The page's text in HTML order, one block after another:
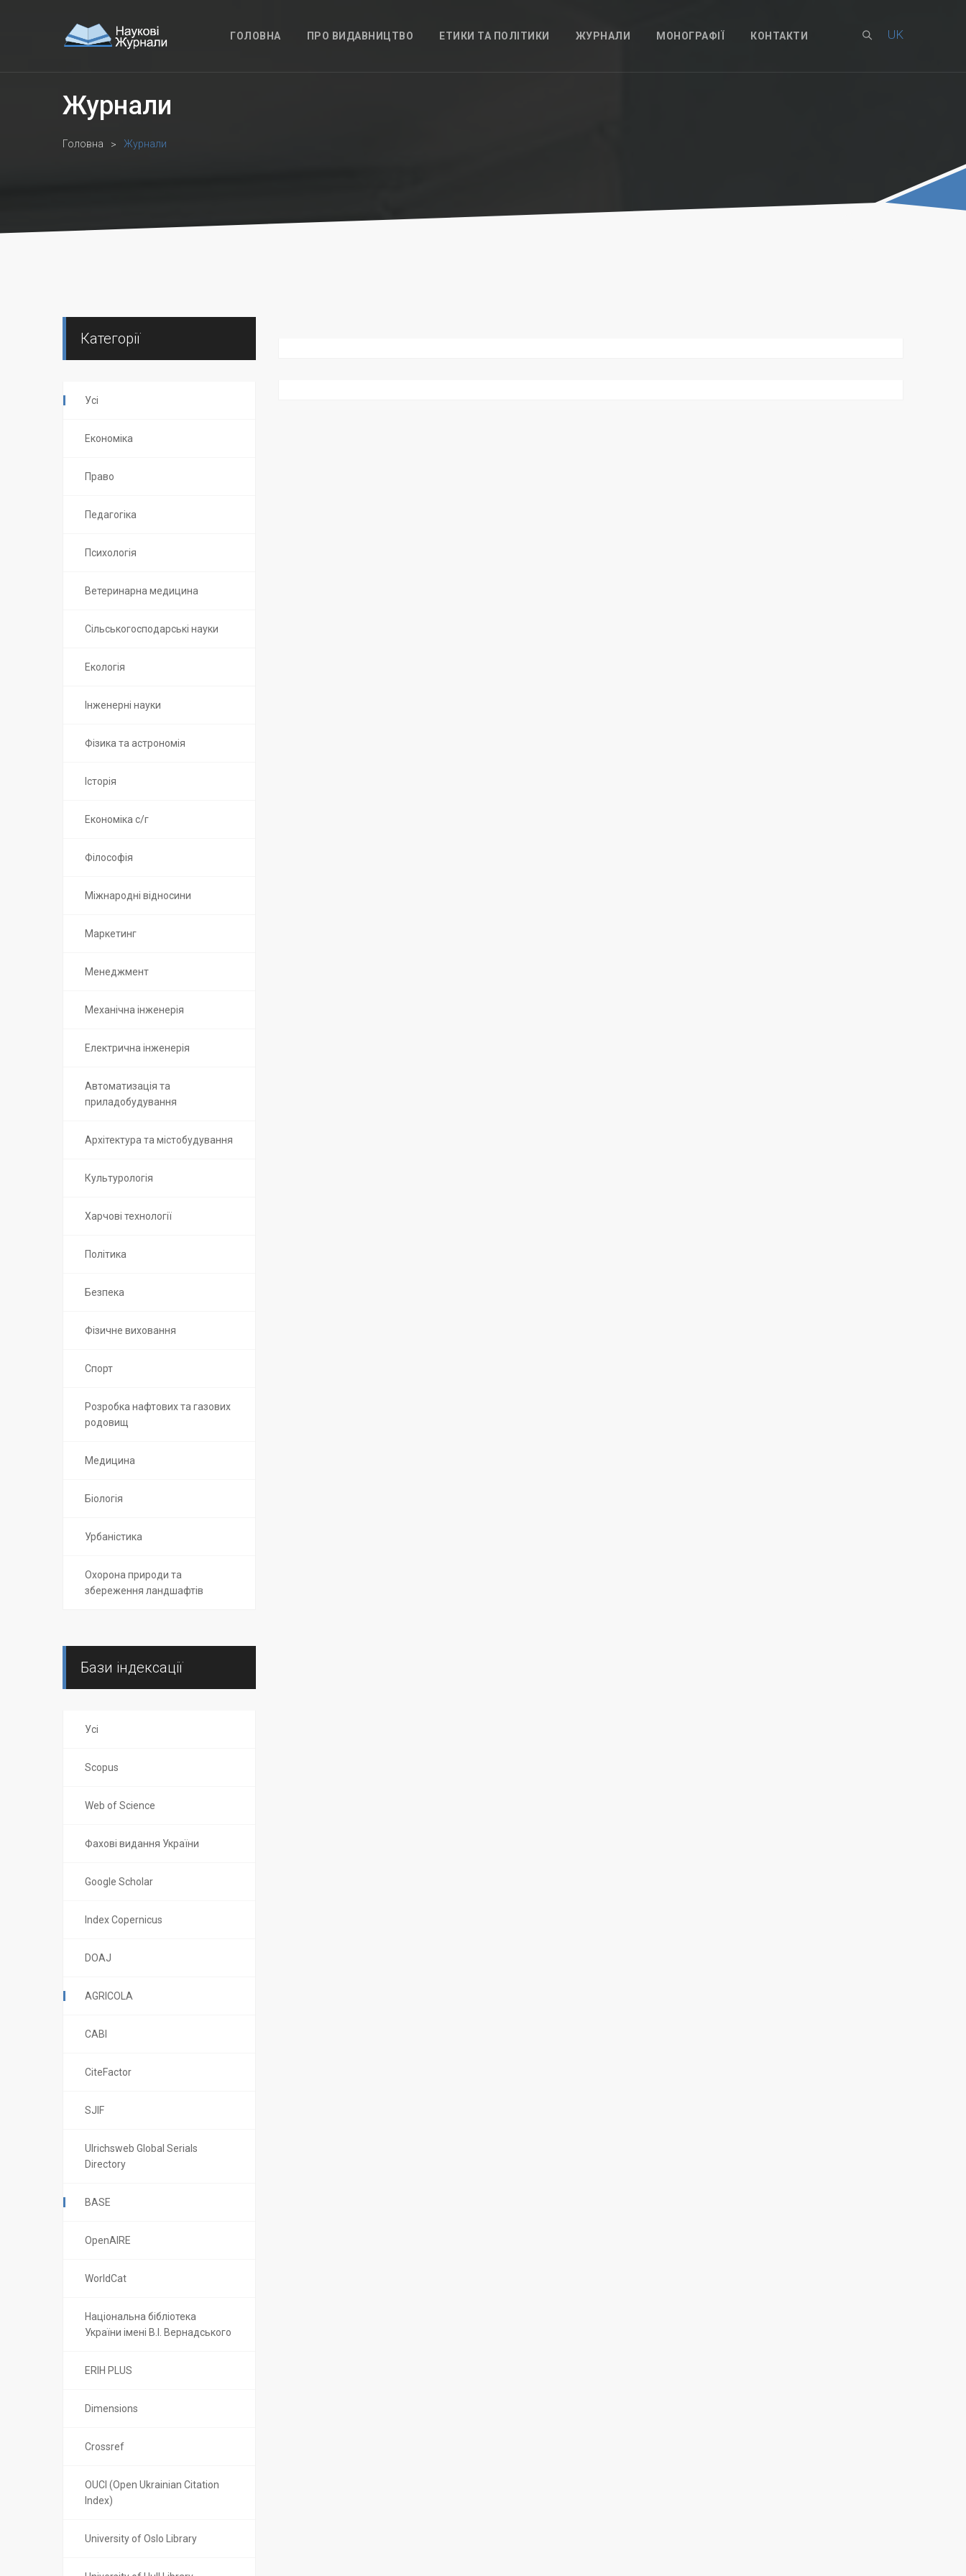
ГОЛОВНА ПРО ВИДАВНИЦТВО ЕТИКИ ТА ПОЛІТИКИ ЖУРНАЛИ МОНОГРАФІЇ КОНТАКТИ UK
Журнали
Головна Журнали
Категорії
Усі
Економіка
Право
Педагогіка
Психологія
Ветеринарна медицина
Сільськогосподарські науки
Екологія
Інженерні науки
Фізика та астрономія
Історія
Економіка с/г
Філософія
Міжнародні відносини
Маркетинг
Менеджмент
Механічна інженерія
Електрична інженерія
Автоматизація та
приладобудування
Архітектура та містобудування
Культурологія
Харчові технології
Політика
Безпека
Фізичне виховання
Спорт
Розробка нафтових та газових
родовищ
Медицина
Біологія
Урбаністика
Охорона природи та
збереження ландшафтів
Бази індексації
Усі
Scopus
Web of Science
Фахові видання України
Google Scholar
Index Copernicus
DOAJ
AGRICOLA
CABI
CiteFactor
SJIF
Ulrichsweb Global Serials
Directory
BASE
OpenAIRE
WorldCat
Національна бібліотека
України імені В.І. Вернадського
ERIH PLUS
Dimensions
Crossref
OUCI (Open Ukrainian Citation
Index)
University of Oslo Library